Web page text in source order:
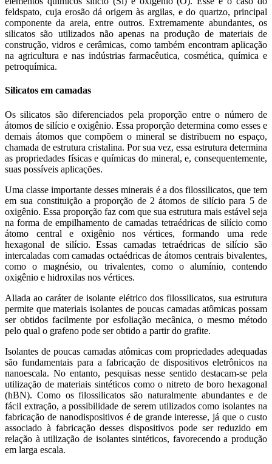
feldspato, cuja erosão dá origem às argilas, e do quartzo, principal
componente da areia, entre outros. Extremamente abundantes, os
silicatos são utilizados não apenas na produção de materiais de
construção, vidros e cerâmicas, como também encontram aplicação
na agricultura e nas indústrias farmacêutica, cosmética, química e
petroquímica.
Silicatos em camadas
Os silicatos são diferenciados pela proporção entre o número de
átomos de silício e oxigênio. Essa proporção determina como esses e
demais átomos que compõem o mineral se distribuem no espaço,
chamada de estrutura cristalina. Por sua vez, essa estrutura determina
as propriedades físicas e químicas do mineral, e, consequentemente,
suas possíveis aplicações.
Uma classe importante desses minerais é a dos filossilicatos, que tem
em sua constituição a proporção de 2 átomos de silício para 5 de
oxigênio. Essa proporção faz com que sua estrutura mais estável seja
na forma de empilhamento de camadas tetraédricas de silício como
átomo central e oxigênio nos vértices, formando uma rede
hexagonal de silício. Essas camadas tetraédricas de silício são
intercaladas com camadas octaédricas de átomos centrais bivalentes,
como o magnésio, ou trivalentes, como o alumínio, contendo
oxigênio e hidroxilas nos vértices.
Aliada ao caráter de isolante elétrico dos filossilicatos, sua estrutura
permite que materiais isolantes de poucas camadas atômicas possam
ser obtidos facilmente por esfoliação mecânica, o mesmo método
pelo qual o grafeno pode ser obtido a partir do grafite.
Isolantes de poucas camadas atômicas com propriedades adequadas
são fundamentais para a fabricação de dispositivos eletrônicos na
nanoescala. No entanto, pesquisas nesse sentido destacam-se pela
utilização de materiais sintéticos como o nitreto de boro hexagonal
(hBN). Como os filossilicatos são naturalmente abundantes e de
fácil extração, a possibilidade de serem utilizados como isolantes na
fabricação de nanodispositivos é de grande interesse, já que o custo
associado à fabricação desses dispositivos pode ser reduzido em
relação à utilização de isolantes sintéticos, favorecendo a produção
em larga escala.